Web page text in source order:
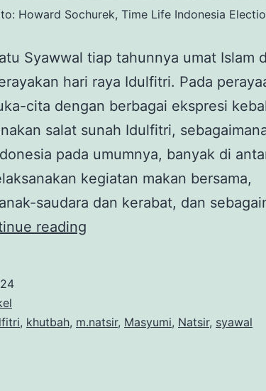
Howard Sochurek, Time Life Indonesia
Syawwal tiap tahunnya umat Islam
hari raya Idulfitri. Pada
cita dengan berbagai ekspresi
salat sunah Idulfitri,
pada umumnya, banyak di
kegiatan makan bersama,
saudara dan kerabat, dan
reading
, khutbah, m.natsir, Masyumi, Natsir, syawal